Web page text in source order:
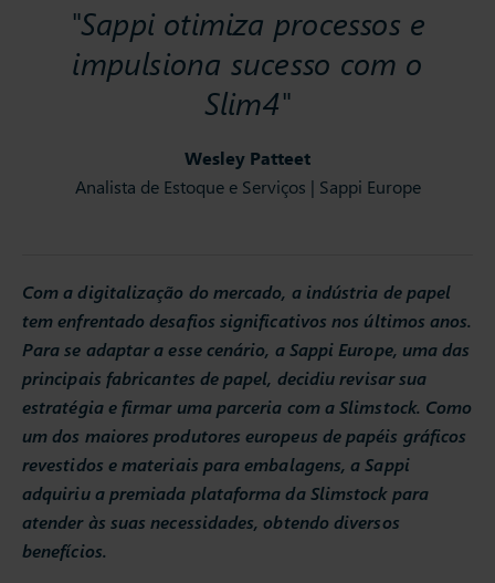
Wesley Patteet
Analista de Estoque e Serviços | Sappi Europe
"Sappi otimiza processos e
impulsiona sucesso com o
Slim4"
Com a digitalização do mercado, a indústria de papel
tem enfrentado desafios significativos nos últimos anos.
Para se adaptar a esse cenário, a Sappi Europe, uma das
principais fabricantes de papel, decidiu revisar sua
estratégia e firmar uma parceria com a Slimstock. Como
um dos maiores produtores europeus de papéis gráficos
revestidos e materiais para embalagens, a Sappi
adquiriu a premiada plataforma da Slimstock para
atender às suas necessidades, obtendo diversos
benefícios.